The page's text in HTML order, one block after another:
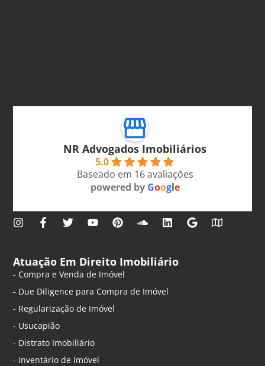
NR Advogados Imobiliários
5.0
Baseado em 16 avaliações
powered by Google
Atuação Em Direito Imobiliário
- Compra e Venda de Imóvel
- Due Diligence para Compra de Imóvel
- Regularização de Imóvel
- Usucapião
- Distrato Imobiliário
- Inventário de Imóvel